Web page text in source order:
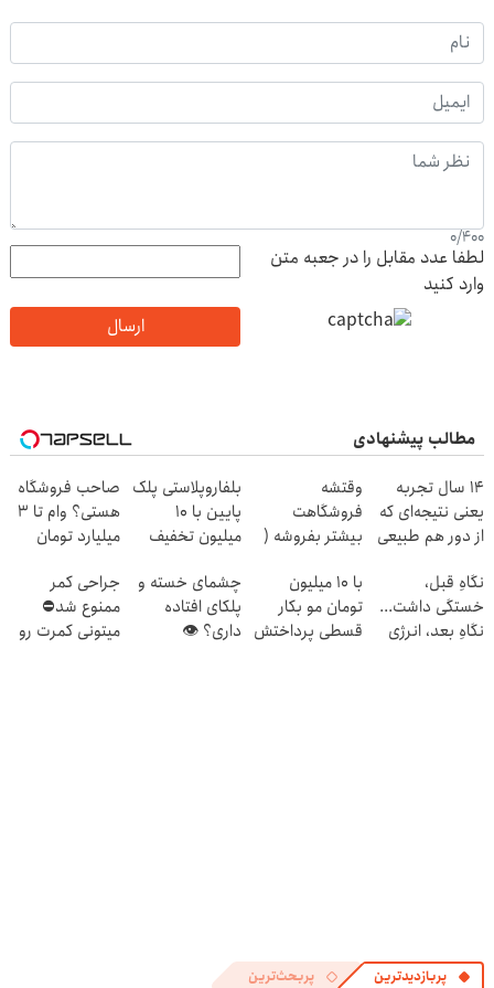
0/400
لطفا عدد مقابل را در جعبه متن
وارد کنید
ارسال
مطالب پیشنهادی
۱۴ سال تجربه
یعنی نتیجه‌ای که
از دور هم طبیعی
وقتشه
فروشگاهت
بیشتر بفروشه (
نام کن )
بلفاروپلاستی پلک
پایین با ۱۰
میلیون تخفیف
👀
صاحب فروشگاه
هستی؟ وام تا ۳
میلیارد تومان
نگاهِ قبل،
خستگی داشت...
نگاهِ بعد، انرژی
با 10 میلیون
تومان مو بکار
قسطی پرداختش
چشمای خسته و
پلکای افتاده
داری؟ 👁
جراحی کمر
ممنوع شد⛔
میتونی کمرت رو
پربازدیدترین پربحث‌ترین